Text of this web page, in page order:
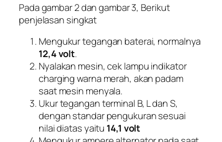
Pada gambar 2 dan gambar 3, Berikut
penjelasan singkat
Mengukur tegangan baterai, normalnya
12,4 volt.
Nyalakan mesin, cek lampu indikator
charging warna merah, akan padam
saat mesin menyala.
Ukur tegangan terminal B, L dan S,
dengan standar pengukuran sesuai
nilai diatas yaitu 14,1 volt